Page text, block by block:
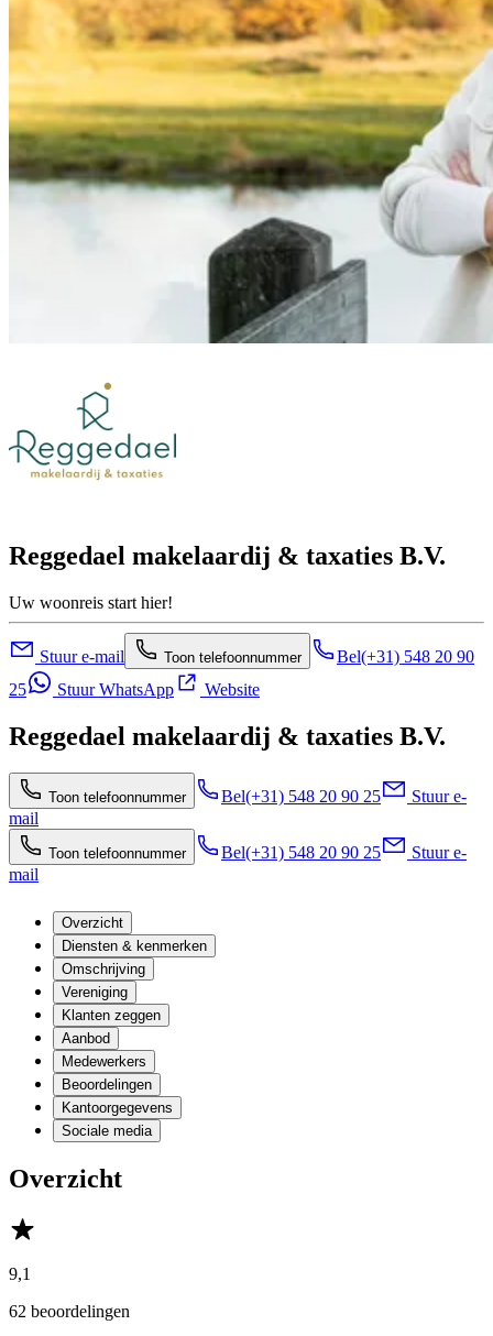
Reggedael makelaardij & taxaties B.V.
Uw woonreis start hier!
Stuur e-mail Toon telefoonnummer Bel(+31) 548 20 90
25
Stuur WhatsApp Website
Reggedael makelaardij & taxaties B.V.
Toon telefoonnummer Bel(+31) 548 20 90 25
Stuur e-
mail
Toon telefoonnummer Bel(+31) 548 20 90 25
Stuur e-
mail
Overzicht
Diensten & kenmerken
Omschrijving
Vereniging
Klanten zeggen
Aanbod
Medewerkers
Beoordelingen
Kantoorgegevens
Sociale media
Overzicht
9,1
62 beoordelingen